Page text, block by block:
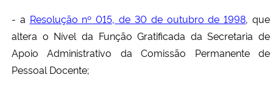
- a Resolução nº 015, de 30 de outubro de 1998, que
altera o Nível da Função Gratificada da Secretaria de
Apoio Administrativo da Comissão Permanente de
Pessoal Docente;